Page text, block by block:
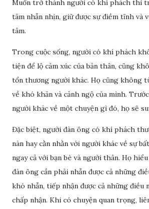
Muốn trở thành người có khí phách thì
tâm nhẫn nhịn, giữ được sự điềm tĩnh và
tâm.
Trong cuộc sống, người có khí phách
tiện để lộ cảm xúc của bản thân, cũng
tổn thương người khác. Họ cũng không
về khó khăn và cảnh ngộ của mình.
người khác về một chuyện gì đó, họ sẽ
Đặc biệt, người đàn ông có khí phách
nàn hay cằn nhằn với người khác về sự
ngay cả với bạn bè và người thân. Họ
đàn ông cần phải nhẫn được cả những
khó nhẫn, tiếp nhận được cả những điều
chấp nhận. Khi có chuyện quan trọng,